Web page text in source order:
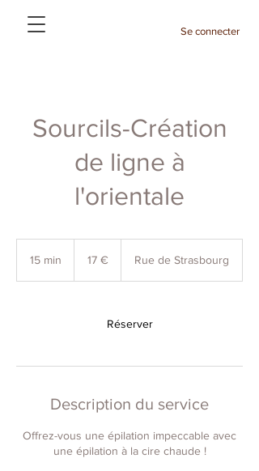
Se connecter
Sourcils-Création
de ligne à
l'orientale
15 min 17 € Rue de Strasbourg
Réserver
Description du service
Offrez-vous une épilation impeccable avec
une épilation à la cire chaude !